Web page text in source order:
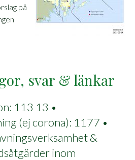
på
svar & länkar
113 13 •
(ej corona): 1177 •
&
inom